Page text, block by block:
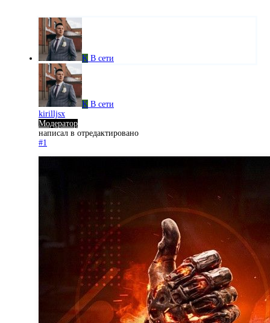
K В сети
K В сети
kirilljsx
Модератор
написал в отредактировано
#1